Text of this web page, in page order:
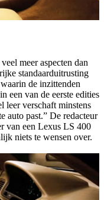
meer aspecten dan
standaarduitrusting
de inzittenden
een van de eerste edities
leer verschaft minstens
auto past.” De redacteur
van een Lexus LS 400
niets te wensen over.